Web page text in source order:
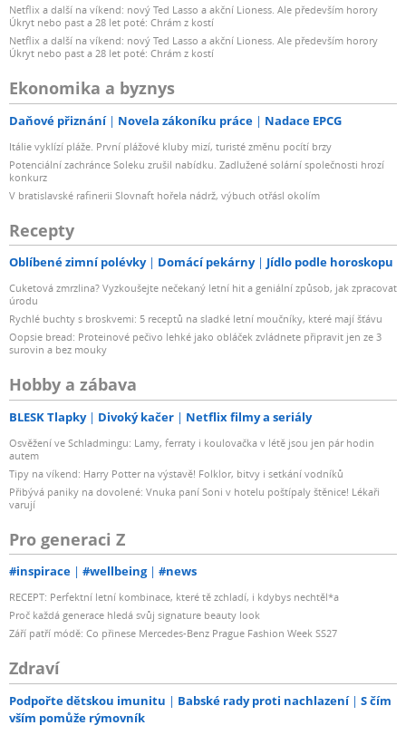
Netflix a další na víkend: nový Ted Lasso a akční Lioness. Ale především horory
Úkryt nebo past a 28 let poté: Chrám z kostí
Netflix a další na víkend: nový Ted Lasso a akční Lioness. Ale především horory
Úkryt nebo past a 28 let poté: Chrám z kostí
Ekonomika a byznys
Daňové přiznání Novela zákoníku práce Nadace EPCG
Itálie vyklízí pláže. První plážové kluby mizí, turisté změnu pocítí brzy
Potenciální zachránce Soleku zrušil nabídku. Zadlužené solární společnosti hrozí
konkurz
V bratislavské rafinerii Slovnaft hořela nádrž, výbuch otřásl okolím
Recepty
Oblíbené zimní polévky Domácí pekárny Jídlo podle horoskopu
Cuketová zmrzlina? Vyzkoušejte nečekaný letní hit a geniální způsob, jak zpracovat
úrodu
Rychlé buchty s broskvemi: 5 receptů na sladké letní moučníky, které mají šťávu
Oopsie bread: Proteinové pečivo lehké jako obláček zvládnete připravit jen ze 3
surovin a bez mouky
Hobby a zábava
BLESK Tlapky Divoký kačer Netflix filmy a seriály
Osvěžení ve Schladmingu: Lamy, ferraty i koulovačka v létě jsou jen pár hodin
autem
Tipy na víkend: Harry Potter na výstavě! Folklor, bitvy i setkání vodníků
Přibývá paniky na dovolené: Vnuka paní Soni v hotelu poštípaly štěnice! Lékaři
varují
Pro generaci Z
#inspirace #wellbeing #news
RECEPT: Perfektní letní kombinace, které tě zchladí, i kdybys nechtěl*a
Proč každá generace hledá svůj signature beauty look
Září patří módě: Co přinese Mercedes-Benz Prague Fashion Week SS27
Zdraví
Podpořte dětskou imunitu Babské rady proti nachlazení
S čím
vším pomůže rýmovník